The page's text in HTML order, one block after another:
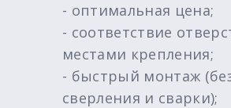
- оптимальная цена;
- соответствие
местами крепления;
- быстрый монтаж
сверления и сварки);